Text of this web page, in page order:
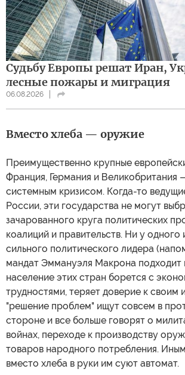
Судьбу Европы решат Иран,
лесные пожары и миграция
06.08.2026
Вместо хлеба — оружие
Преимущественно крупные
Франция, Германия и Великобритания
системным кризисом. Когда-то
России, эти государства не могут
зачарованного круга политических
коалиций и правительств. Ни у одного
сильного политического лидера
мандат Эммануэля Макрона подходит
население этих стран борется с
трудностями, теряет доверие к своим
"решение проблем" ищут совсем в
стороне и все больше говорят о
войнах, переходе к производству
товаров народного потребления.
вместо хлеба в руки им суют автомат.